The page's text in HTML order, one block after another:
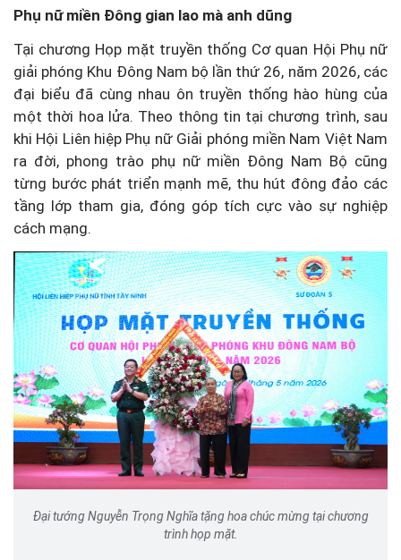
Phụ nữ miền Đông gian lao mà anh dũng
Tại chương Họp mặt truyền thống Cơ quan Hội Phụ nữ
giải phóng Khu Đông Nam bộ lần thứ 26, năm 2026, các
đại biểu đã cùng nhau ôn truyền thống hào hùng của
một thời hoa lửa. Theo thông tin tại chương trình, sau
khi Hội Liên hiệp Phụ nữ Giải phóng miền Nam Việt Nam
ra đời, phong trào phụ nữ miền Đông Nam Bộ cũng
từng bước phát triển mạnh mẽ, thu hút đông đảo các
tầng lớp tham gia, đóng góp tích cực vào sự nghiệp
cách mạng.
Đại tướng Nguyễn Trọng Nghĩa tặng hoa chúc mừng tại chương
trình họp mặt.